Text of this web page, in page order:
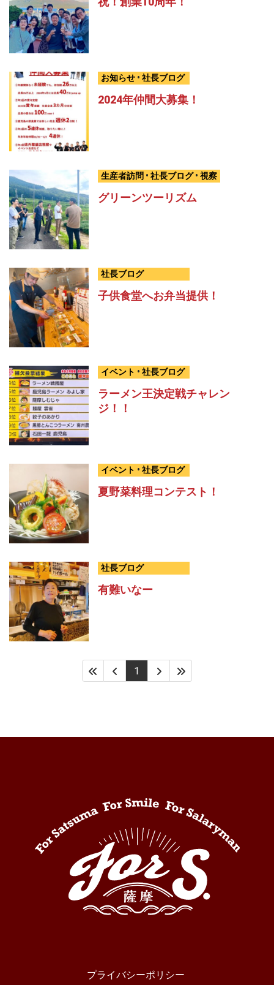
お知らせ • 社長ブログ
2024年仲間大募集！
生産者訪問 • 社長ブログ• 視察
グリーンツーリズム
社長ブログ
子供食堂へお弁当提供！
イベント • 社長ブログ
ラーメン王決定戦チャレン
ジ！！
イベント • 社長ブログ
夏野菜料理コンテスト！
社長ブログ
有難いなー
1
プライバシーポリシー